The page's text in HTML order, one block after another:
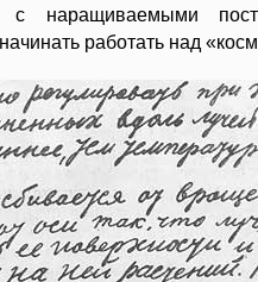
с наращиваемыми
работать над